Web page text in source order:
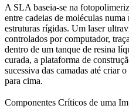
A SLA baseia-se na
entre cadeias de moléculas
estruturas rígidas. Um laser
controlados por computador,
dentro de um tanque de resina
curada, a plataforma de
sucessiva das camadas até criar
para cima.
Componentes Críticos de uma